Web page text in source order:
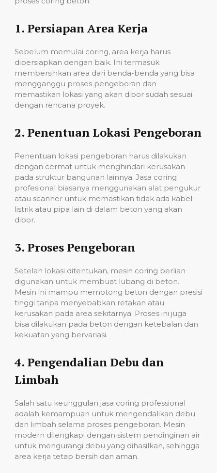
1. Persiapan Area Kerja
Sebelum memulai coring, area kerja harus
dipersiapkan dengan baik. Ini termasuk
membersihkan area dari benda-benda yang bisa
mengganggu proses pengeboran dan
memastikan lokasi yang akan dibor sudah sesuai
dengan rencana proyek.
2. Penentuan Lokasi Pengeboran
Penentuan lokasi pengeboran harus dilakukan
dengan cermat untuk menghindari kerusakan
pada struktur bangunan lainnya. Jasa coring
profesional biasanya menggunakan alat pengukur
atau scanner untuk memastikan tidak ada kabel
listrik atau pipa lain di dalam beton yang akan
dibor.
3. Proses Pengeboran
Setelah lokasi ditentukan, mesin coring berlian
digunakan untuk membuat lubang di beton.
Mesin ini mampu memotong beton dengan presisi
tinggi tanpa menyebabkan retakan atau
kerusakan pada area sekitarnya. Proses ini juga
bisa dilakukan pada beton dengan ketebalan dan
kekuatan yang bervariasi.
4. Pengendalian Debu dan
Limbah
Salah satu keunggulan jasa coring professional
adalah kemampuan untuk mengendalikan debu
dan limbah selama proses pengeboran. Mesin
modern dilengkapi dengan sistem pendinginan air
untuk mengurangi debu yang dihasilkan, sehingga
area kerja tetap bersih dan aman.